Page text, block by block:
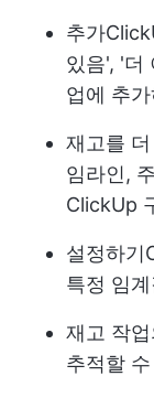
추가
있음', '더
업에 추
재고를
임라인,
ClickUp
설정하기
특정 임
재고 작
추적할